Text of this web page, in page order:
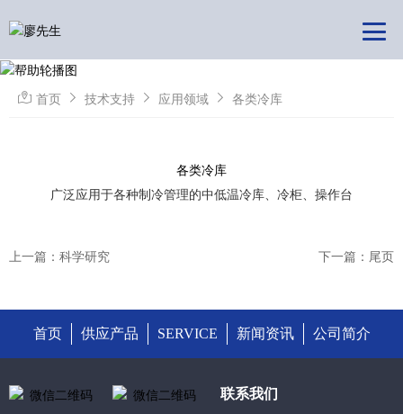
首页 技术支持 应用领域 各类冷库
各类冷库
广泛应用于各种制冷管理的中低温冷库、冷柜、操作台
上一篇：科学研究 下一篇：尾页
首页 供应产品 SERVICE 新闻资讯 公司简介
联系我们